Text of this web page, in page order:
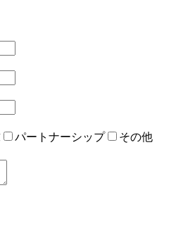
パートナーシップ
その他